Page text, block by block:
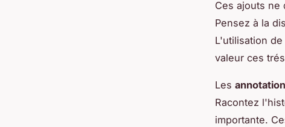
Ces ajouts ne
Pensez à la
L'utilisation
valeur ces
Les
Racontez
importante.